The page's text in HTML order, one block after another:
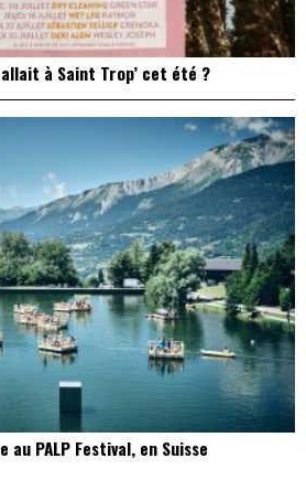
à Saint Trop’ cet été ?
PALP Festival, en Suisse